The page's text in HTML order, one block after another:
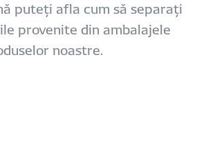
puteți afla cum să separați
provenite din ambalajele
noastre.